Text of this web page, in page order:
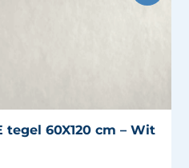
tegel 60X120 cm – Wit